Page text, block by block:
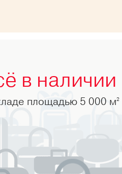
в наличии
площадью 5 000 м2